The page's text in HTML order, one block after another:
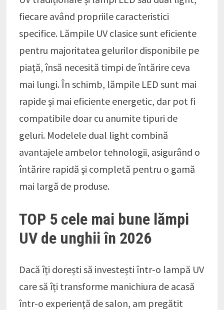
fiecare având propriile caracteristici
specifice. Lămpile UV clasice sunt eficiente
pentru majoritatea gelurilor disponibile pe
piață, însă necesită timpi de întărire ceva
mai lungi. În schimb, lămpile LED sunt mai
rapide și mai eficiente energetic, dar pot fi
compatibile doar cu anumite tipuri de
geluri. Modelele dual light combină
avantajele ambelor tehnologii, asigurând o
întărire rapidă și completă pentru o gamă
mai largă de produse.
TOP 5 cele mai bune lămpi
UV de unghii în 2026
Dacă îți dorești să investești într-o lampă UV
care să îți transforme manichiura de acasă
într-o experiență de salon, am pregătit